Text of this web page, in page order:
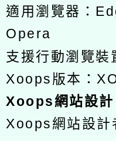
適用瀏覽器：
Opera
支援行動瀏覽裝
Xoops版本：
Xoops網站設計
Xoops網站設計